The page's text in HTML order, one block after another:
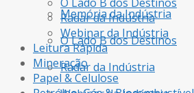
Memória da Indústria
O Lado B dos Destinos
Radar da Indústria
Radar da Indústria
Webinar da Indústria
Leitura Rápida
Mineração
Papel & Celulose